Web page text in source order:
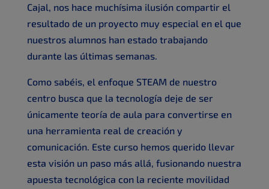
Cajal, nos hace muchísima ilusión compartir el
resultado de un proyecto muy especial en el que
nuestros alumnos han estado trabajando
durante las últimas semanas.
Como sabéis, el enfoque STEAM de nuestro
centro busca que la tecnología deje de ser
únicamente teoría de aula para convertirse en
una herramienta real de creación y
comunicación. Este curso hemos querido llevar
esta visión un paso más allá, fusionando nuestra
apuesta tecnológica con la reciente movilidad